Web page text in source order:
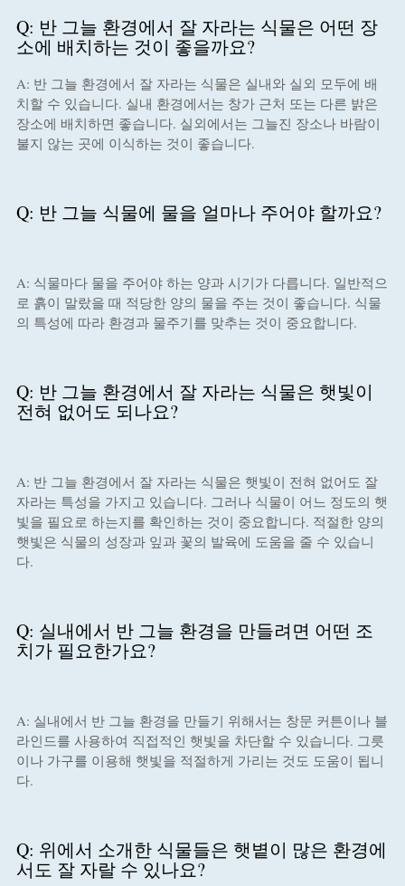
Q: 반 그늘 환경에서 잘 자라는 식물은 어떤 장
소에 배치하는 것이 좋을까요?
A: 반 그늘 환경에서 잘 자라는 식물은 실내와 실외 모두에 배
치할 수 있습니다. 실내 환경에서는 창가 근처 또는 다른 밝은
장소에 배치하면 좋습니다. 실외에서는 그늘진 장소나 바람이
불지 않는 곳에 이식하는 것이 좋습니다.
Q: 반 그늘 식물에 물을 얼마나 주어야 할까요?
A: 식물마다 물을 주어야 하는 양과 시기가 다릅니다. 일반적으
로 흙이 말랐을 때 적당한 양의 물을 주는 것이 좋습니다. 식물
의 특성에 따라 환경과 물주기를 맞추는 것이 중요합니다.
Q: 반 그늘 환경에서 잘 자라는 식물은 햇빛이
전혀 없어도 되나요?
A: 반 그늘 환경에서 잘 자라는 식물은 햇빛이 전혀 없어도 잘
자라는 특성을 가지고 있습니다. 그러나 식물이 어느 정도의 햇
빛을 필요로 하는지를 확인하는 것이 중요합니다. 적절한 양의
햇빛은 식물의 성장과 잎과 꽃의 발육에 도움을 줄 수 있습니
다.
Q: 실내에서 반 그늘 환경을 만들려면 어떤 조
치가 필요한가요?
A: 실내에서 반 그늘 환경을 만들기 위해서는 창문 커튼이나 블
라인드를 사용하여 직접적인 햇빛을 차단할 수 있습니다. 그릇
이나 가구를 이용해 햇빛을 적절하게 가리는 것도 도움이 됩니
다.
Q: 위에서 소개한 식물들은 햇볕이 많은 환경에
서도 잘 자랄 수 있나요?